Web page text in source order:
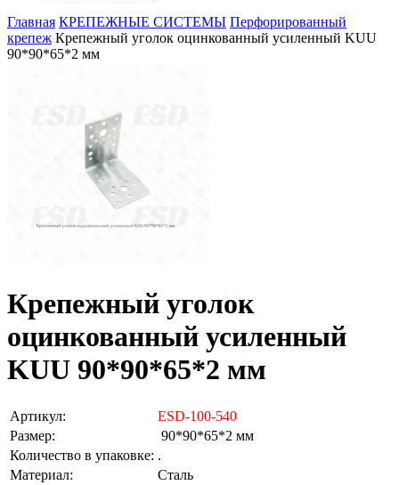
Главная КРЕПЕЖНЫЕ СИСТЕМЫ Перфорированный
крепеж Крепежный уголок оцинкованный усиленный KUU
90*90*65*2 мм
Крепежный уголок
оцинкованный усиленный
KUU 90*90*65*2 мм
Артикул:
ESD-100-540
Размер:
90*90*65*2 мм
Количество в упаковке: .
Материал:
Сталь